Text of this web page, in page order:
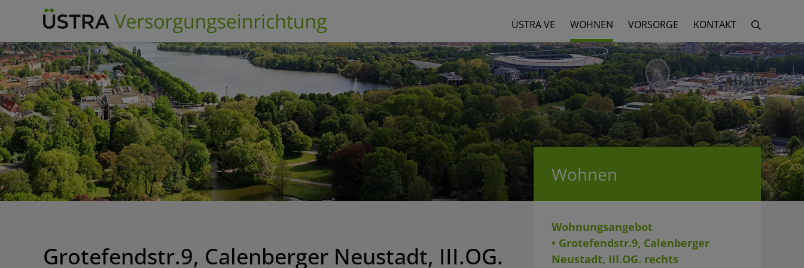
content
ÜSTRA VE WOHNEN VORSORGE KONTAKT
Grotefendstr.9, Calenberger Neustadt, III.OG.
Wohnen
Wohnungsangebot
• Grotefendstr.9, Calenberger
Neustadt, III.OG. rechts